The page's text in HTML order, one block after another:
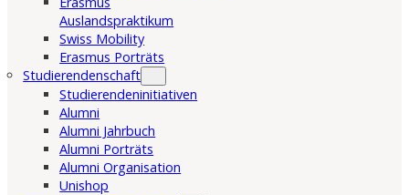
Auslandspraktikum
Swiss Mobility
Erasmus Porträts
Studierendenschaft
Studierendeninitiativen
Alumni
Alumni Jahrbuch
Alumni Porträts
Alumni Organisation
Unishop